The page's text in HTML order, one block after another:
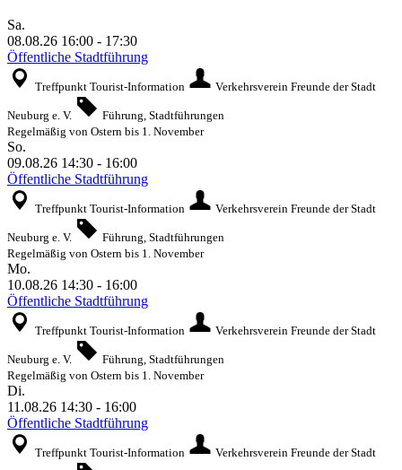
Sa.
08.08.26 16:00 - 17:30
Öffentliche Stadtführung
Treffpunkt Tourist-Information Verkehrsverein Freunde der Stadt
Neuburg e. V.
Führung, Stadtführungen
Regelmäßig von Ostern bis 1. November
So.
09.08.26 14:30 - 16:00
Öffentliche Stadtführung
Treffpunkt Tourist-Information Verkehrsverein Freunde der Stadt
Neuburg e. V.
Führung, Stadtführungen
Regelmäßig von Ostern bis 1. November
Mo.
10.08.26 14:30 - 16:00
Öffentliche Stadtführung
Treffpunkt Tourist-Information Verkehrsverein Freunde der Stadt
Neuburg e. V.
Führung, Stadtführungen
Regelmäßig von Ostern bis 1. November
Di.
11.08.26 14:30 - 16:00
Öffentliche Stadtführung
Treffpunkt Tourist-Information Verkehrsverein Freunde der Stadt